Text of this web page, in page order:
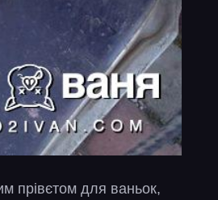
прівєтом для ваньок,